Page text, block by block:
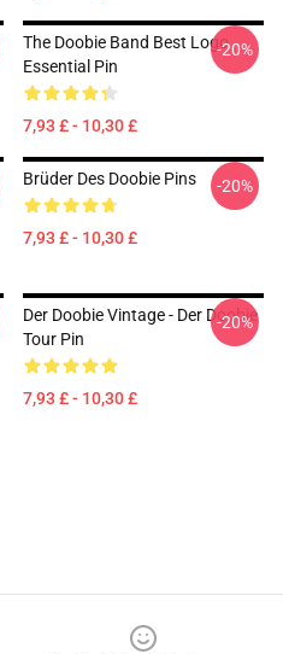
The Doobie Band Best Logo
Essential Pin
7,93 £ - 10,30 £
-20%
Brüder Des Doobie Pins
7,93 £ - 10,30 £
-20%
Der Doobie Vintage - Der Doobie
Tour Pin
7,93 £ - 10,30 £
-20%